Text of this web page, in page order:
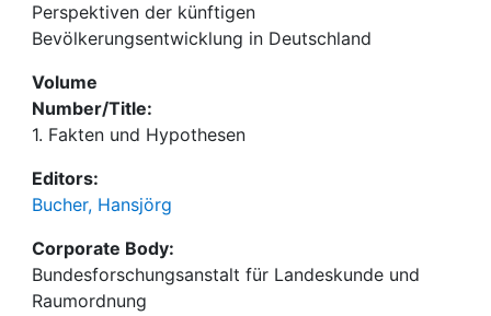
Perspektiven der künftigen
Bevölkerungsentwicklung in Deutschland
Volume
Number/Title:
1. Fakten und Hypothesen
Editors:
Bucher, Hansjörg
Corporate Body:
Bundesforschungsanstalt für Landeskunde und
Raumordnung